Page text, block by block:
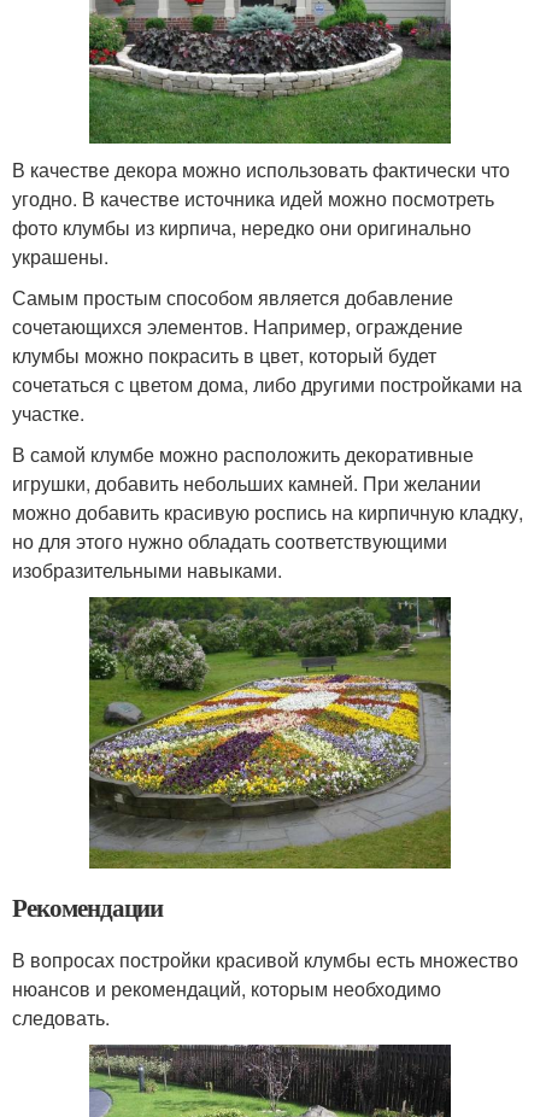
В качестве декора можно использовать фактически что
угодно. В качестве источника идей можно посмотреть
фото клумбы из кирпича, нередко они оригинально
украшены.
Самым простым способом является добавление
сочетающихся элементов. Например, ограждение
клумбы можно покрасить в цвет, который будет
сочетаться с цветом дома, либо другими постройками на
участке.
В самой клумбе можно расположить декоративные
игрушки, добавить небольших камней. При желании
можно добавить красивую роспись на кирпичную кладку,
но для этого нужно обладать соответствующими
изобразительными навыками.
Рекомендации
В вопросах постройки красивой клумбы есть множество
нюансов и рекомендаций, которым необходимо
следовать.